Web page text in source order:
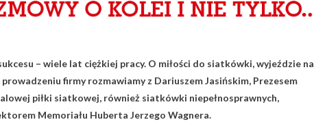
– wiele lat ciężkiej pracy. O miłości do siatkówki, wyjeździe na
firmy rozmawiamy z Dariuszem Jasińskim, Prezesem
piłki siatkowej, również siatkówki niepełnosprawnych,
Memoriału Huberta Jerzego Wagnera.